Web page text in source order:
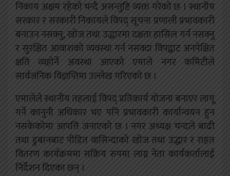
निकाय अक्षम रहेको भन्दै असन्तुष्टि व्यक्त गरेको छ । स्थानीय
सरकार र सरकारी निकायले विपद् सूचना प्रणाली प्रभावकारी
बनाउन नसक्नु, खोज तथा उद्धारमा दक्षता हासिल गर्न नसक्नु
र सुरक्षित आवाशको व्यवस्था गर्न नसक्दा विपद्बाट अनपेक्षित
क्षति व्यहोर्ने अवस्था आएको एमाले नगर कमिटीले
सार्वजनिक विज्ञप्तिमा उल्लेख गरिएको छ ।
एमालेले स्थानीय तहलाई विपद् प्रतिकार्य योजना बनाएर लागू
गर्ने कानुनी अधिकार भए पनि प्रभावकारी कार्यान्वयन हुन
नसकेकोमा आपत्ति जनाएको छ । नगर अध्यक्ष चन्दले बाढी
तथा डुबानबाट पीडित वासिन्दाको खोज तथा उद्धार र राहत
वितरण कार्यक्रममा सक्रिय रुपमा लाग्न नेता कार्यकर्तालाई
निर्देशन दिएका छन् ।